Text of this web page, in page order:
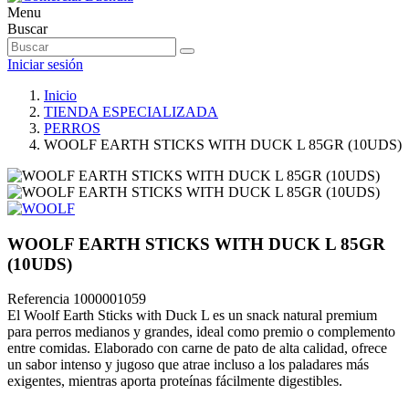
Menu
Buscar
Iniciar sesión
Inicio
TIENDA ESPECIALIZADA
PERROS
WOOLF EARTH STICKS WITH DUCK L 85GR (10UDS)
WOOLF EARTH STICKS WITH DUCK L 85GR
(10UDS)
Referencia 1000001059
El Woolf Earth Sticks with Duck L es un snack natural premium
para perros medianos y grandes, ideal como premio o complemento
entre comidas. Elaborado con carne de pato de alta calidad, ofrece
un sabor intenso y jugoso que atrae incluso a los paladares más
exigentes, mientras aporta proteínas fácilmente digestibles.